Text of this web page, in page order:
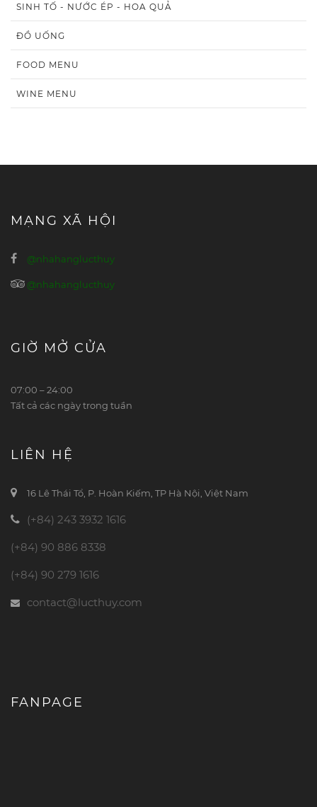
SINH TỐ - NƯỚC ÉP - HOA QUẢ
ĐỒ UỐNG
FOOD MENU
WINE MENU
MẠNG XÃ HỘI
@nhahanglucthuy
@nhahanglucthuy
GIỜ MỞ CỬA
07:00 – 24:00
Tất cả các ngày trong tuần
LIÊN HỆ
16 Lê Thái Tổ, P. Hoàn Kiếm, TP Hà Nội, Việt Nam
(+84) 243 3932 1616
(+84) 90 886 8338
(+84) 90 279 1616
contact@lucthuy.com
FANPAGE